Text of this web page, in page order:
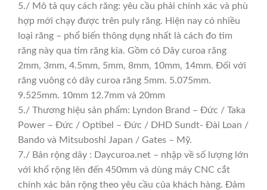
5./ Mô tả quy cách răng: yêu cầu phải chính xác và phù
hợp mới chạy được trên puly răng. Hiện nay có nhiều
loại răng – phổ biến thông dụng nhất là cách đo tim
răng này qua tim răng kia. Gồm có Dây curoa răng
2mm, 3mm, 4.5mm, 5mm, 8mm, 10mm, 14mm. Đối với
răng vuông có dây curoa răng 5mm. 5.075mm.
9.525mm. 10mm 12.7mm và 20mm
5./ Thương hiệu sản phẩm: Lyndon Brand – Đức / Taka
Power – Đức / Optibel – Đức / DHD Sundt- Đài Loan /
Bando và Mitsuboshi Japan / Gates – Mỹ.
7./ Bản rộng dây : Daycuroa.net – nhập về số lượng lớn
với khổ rộng lên đến 450mm và dùng máy CNC cắt
chính xác bản rộng theo yêu cầu của khách hàng. Đảm